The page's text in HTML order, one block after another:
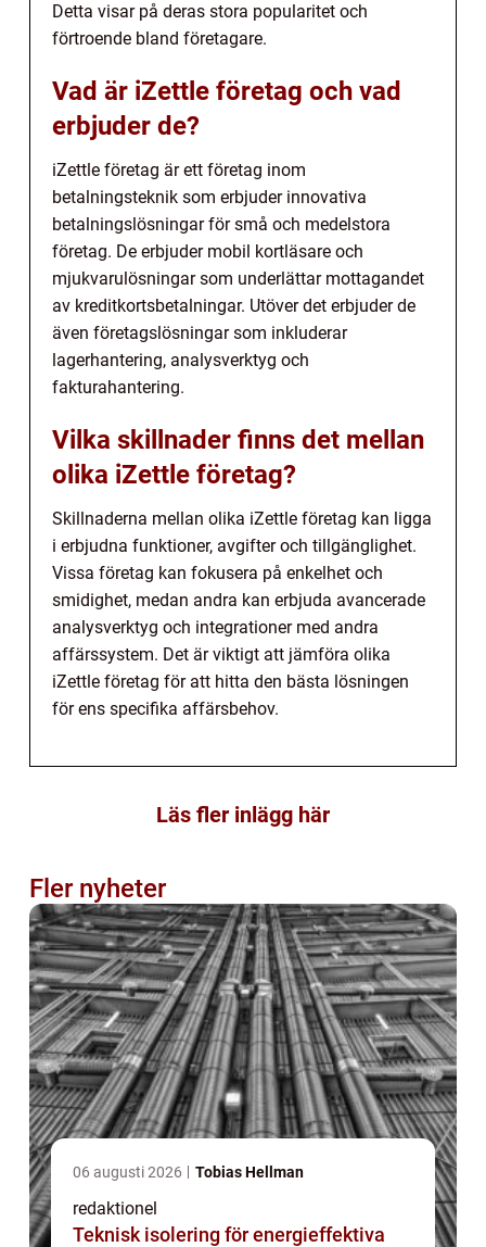
Detta visar på deras stora popularitet och
förtroende bland företagare.
Vad är iZettle företag och vad
erbjuder de?
iZettle företag är ett företag inom
betalningsteknik som erbjuder innovativa
betalningslösningar för små och medelstora
företag. De erbjuder mobil kortläsare och
mjukvarulösningar som underlättar mottagandet
av kreditkortsbetalningar. Utöver det erbjuder de
även företagslösningar som inkluderar
lagerhantering, analysverktyg och
fakturahantering.
Vilka skillnader finns det mellan
olika iZettle företag?
Skillnaderna mellan olika iZettle företag kan ligga
i erbjudna funktioner, avgifter och tillgänglighet.
Vissa företag kan fokusera på enkelhet och
smidighet, medan andra kan erbjuda avancerade
analysverktyg och integrationer med andra
affärssystem. Det är viktigt att jämföra olika
iZettle företag för att hitta den bästa lösningen
för ens specifika affärsbehov.
Läs fler inlägg här
Fler nyheter
06 augusti 2026 Tobias Hellman
redaktionel
Teknisk isolering för energieffektiva